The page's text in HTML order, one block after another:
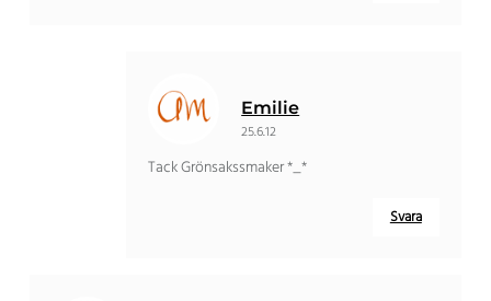
Emilie
25.6.12
Tack Grönsakssmaker *_*
Svara